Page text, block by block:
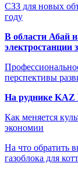
СЗЗ для новых
году
В области Абай
электростанции
перспективы
На руднике KAZ
Как меняется
экономии
На что обратить
газоблока для